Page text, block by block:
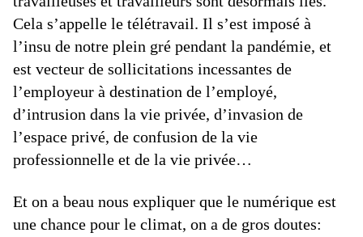
Cela s’appelle le télétravail. Il s’est imposé à
l’insu de notre plein gré pendant la pandémie, et
est vecteur de sollicitations incessantes de
l’employeur à destination de l’employé,
d’intrusion dans la vie privée, d’invasion de
l’espace privé, de confusion de la vie
professionnelle et de la vie privée…
Et on a beau nous expliquer que le numérique est
une chance pour le climat, on a de gros doutes: